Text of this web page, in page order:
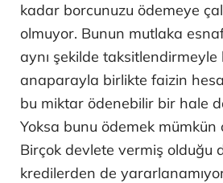
kadar borcunuzu ödemeye
olmuyor. Bunun mutlaka
aynı şekilde taksitlendirmeyle
anaparayla birlikte faizin
bu miktar ödenebilir bir hale
Yoksa bunu ödemek mümkün
Birçok devlete vermiş olduğu
kredilerden de